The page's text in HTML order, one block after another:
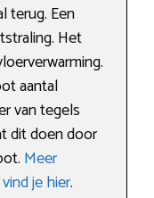
terug. Een
Het
aantal
van tegels
dit doen door
Meer
je hier.